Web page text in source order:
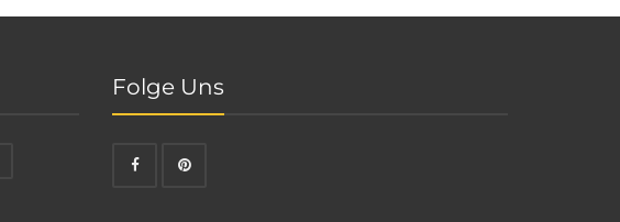
Folge Uns